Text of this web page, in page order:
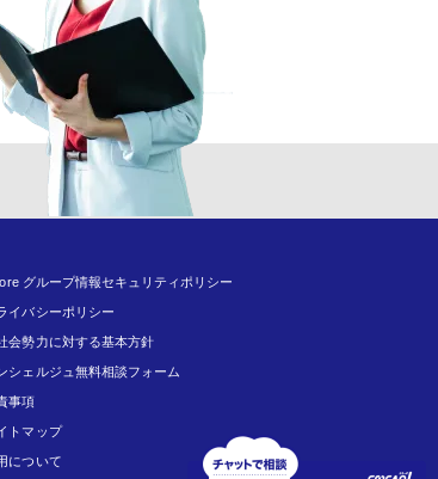
グループ情報セキュリティポリシー
イバシーポリシー
会勢力に対する基本方針
シェルジュ無料相談フォーム
事項
トマップ
について